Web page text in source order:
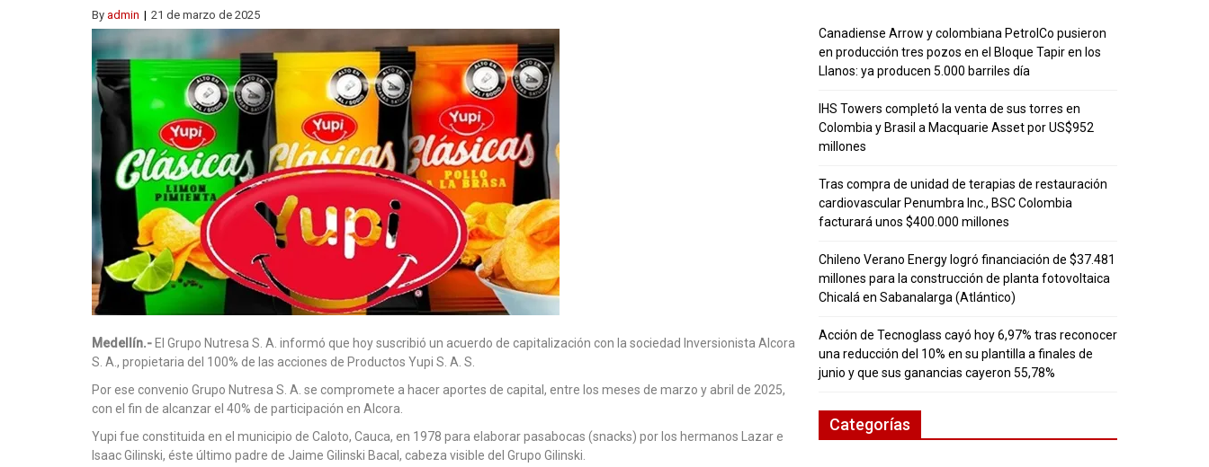
By admin 21 de marzo de 2025
Medellín.- El Grupo Nutresa S. A. informó que hoy suscribió un acuerdo de capitalización con la sociedad Inversionista Alcora
S. A., propietaria del 100% de las acciones de Productos Yupi S. A. S.
Por ese convenio Grupo Nutresa S. A. se compromete a hacer aportes de capital, entre los meses de marzo y abril de 2025,
con el fin de alcanzar el 40% de participación en Alcora.
Yupi fue constituida en el municipio de Caloto, Cauca, en 1978 para elaborar pasabocas (snacks) por los hermanos Lazar e
Isaac Gilinski, éste último padre de Jaime Gilinski Bacal, cabeza visible del Grupo Gilinski.
Canadiense Arrow y colombiana PetrolCo pusieron
en producción tres pozos en el Bloque Tapir en los
Llanos: ya producen 5.000 barriles día
IHS Towers completó la venta de sus torres en
Colombia y Brasil a Macquarie Asset por US$952
millones
Tras compra de unidad de terapias de restauración
cardiovascular Penumbra Inc., BSC Colombia
facturará unos $400.000 millones
Chileno Verano Energy logró financiación de $37.481
millones para la construcción de planta fotovoltaica
Chicalá en Sabanalarga (Atlántico)
Acción de Tecnoglass cayó hoy 6,97% tras reconocer
una reducción del 10% en su plantilla a finales de
junio y que sus ganancias cayeron 55,78%
Categorías